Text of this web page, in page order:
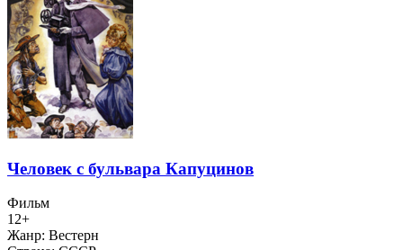
Человек с бульвара Капуцинов
Фильм
12+
Жанр: Вестерн